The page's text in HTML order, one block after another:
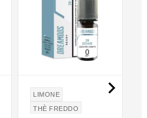
LIMONE
THÈ FREDDO
